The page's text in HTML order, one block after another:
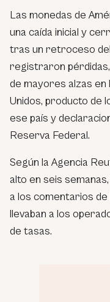
Las monedas de
una caída inicial y
tras un retroceso
registraron
de mayores alzas
Unidos, producto de
ese país y
Reserva Federal.
Según la Agencia
alto en seis
a los comentarios de
llevaban a los
de tasas.